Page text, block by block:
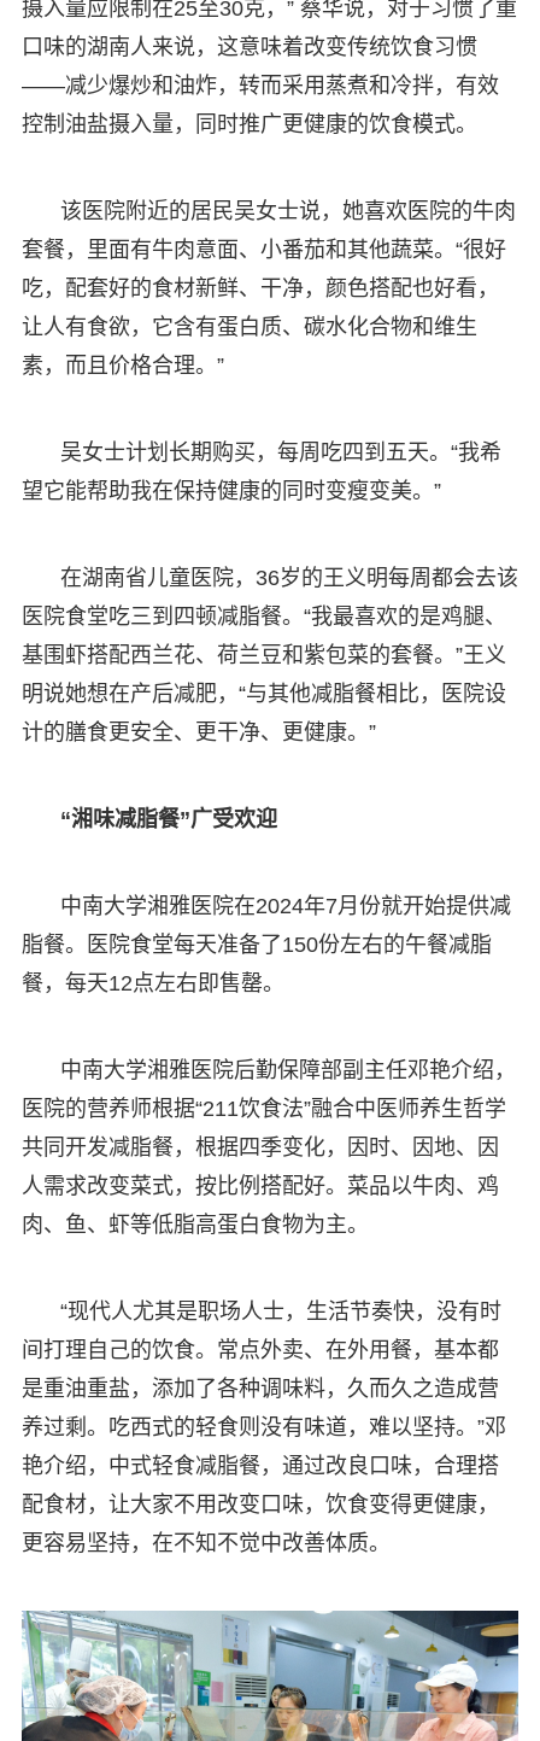
摄入量应限制在25至30克，” 蔡华说，对于习惯了重
口味的湖南人来说，这意味着改变传统饮食习惯
——减少爆炒和油炸，转而采用蒸煮和冷拌，有效
控制油盐摄入量，同时推广更健康的饮食模式。
该医院附近的居民吴女士说，她喜欢医院的牛肉
套餐，里面有牛肉意面、小番茄和其他蔬菜。“很好
吃，配套好的食材新鲜、干净，颜色搭配也好看，
让人有食欲，它含有蛋白质、碳水化合物和维生
素，而且价格合理。”
吴女士计划长期购买，每周吃四到五天。“我希
望它能帮助我在保持健康的同时变瘦变美。”
在湖南省儿童医院，36岁的王义明每周都会去该
医院食堂吃三到四顿减脂餐。“我最喜欢的是鸡腿、
基围虾搭配西兰花、荷兰豆和紫包菜的套餐。”王义
明说她想在产后减肥，“与其他减脂餐相比，医院设
计的膳食更安全、更干净、更健康。”
“湘味减脂餐”广受欢迎
中南大学湘雅医院在2024年7月份就开始提供减
脂餐。医院食堂每天准备了150份左右的午餐减脂
餐，每天12点左右即售罄。
中南大学湘雅医院后勤保障部副主任邓艳介绍，
医院的营养师根据“211饮食法”融合中医师养生哲学
共同开发减脂餐，根据四季变化，因时、因地、因
人需求改变菜式，按比例搭配好。菜品以牛肉、鸡
肉、鱼、虾等低脂高蛋白食物为主。
“现代人尤其是职场人士，生活节奏快，没有时
间打理自己的饮食。常点外卖、在外用餐，基本都
是重油重盐，添加了各种调味料，久而久之造成营
养过剩。吃西式的轻食则没有味道，难以坚持。”邓
艳介绍，中式轻食减脂餐，通过改良口味，合理搭
配食材，让大家不用改变口味，饮食变得更健康，
更容易坚持，在不知不觉中改善体质。